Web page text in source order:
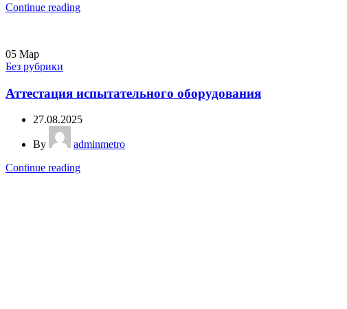
Continue reading
05 Мар
Без рубрики
Аттестация испытательного оборудования
27.08.2025
By
adminmetro
Continue reading